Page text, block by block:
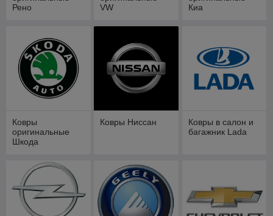
Рено
VW
Киа
Ковры
оригинальные
Шкода
Ковры Ниссан
Ковры в салон и
багажник Lada